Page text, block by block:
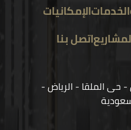
الخدماتالإمكانيات
اتصل بنا
حى الملقا - الرياض -